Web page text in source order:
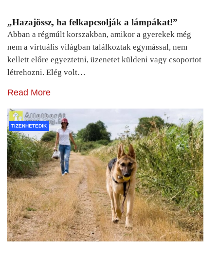
„Hazajössz, ha felkapcsolják a lámpákat!”
Abban a régmúlt korszakban, amikor a gyerekek még
nem a virtuális világban találkoztak egymással, nem
kellett előre egyeztetni, üzenetet küldeni vagy csoportot
létrehozni. Elég volt…
Read More
TIZENHETEDIK